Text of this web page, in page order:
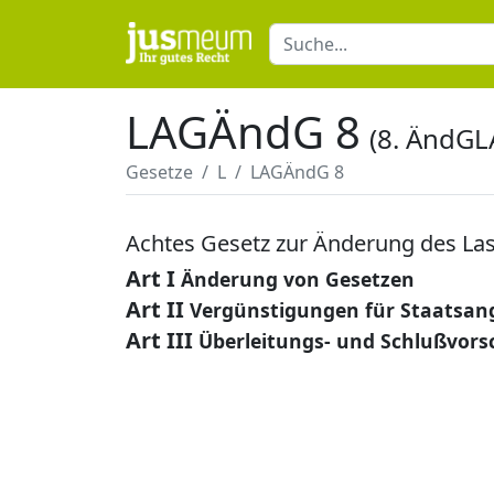
LAGÄndG 8 (8.
Gesetze L LAGÄndG 8
Achtes Gesetz zur Änderung des
Art I Änderung von Gesetzen
Art II Vergünstigungen für
Art III Überleitungs- und